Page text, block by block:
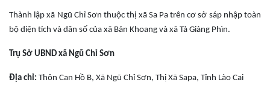
Thành lập xã Ngũ Chỉ Sơn thuộc thị xã Sa Pa trên cơ sở sáp nhập toàn
bộ diện tích và dân số của xã Bản Khoang và xã Tả Giàng Phìn.
Trụ Sở UBND xã Ngũ Chỉ Sơn
Địa chỉ: Thôn Can Hồ B, Xã Ngũ Chỉ Sơn, Thị Xã Sapa, Tỉnh Lào Cai